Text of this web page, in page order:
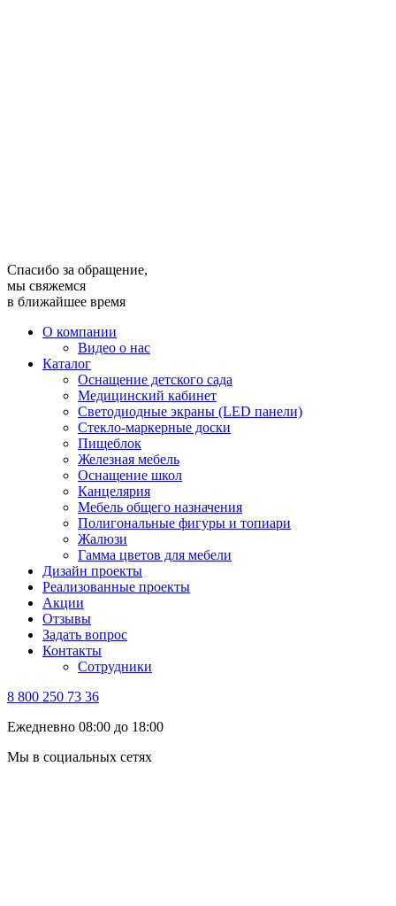
Спасибо за обращение,
мы свяжемся
в ближайшее время
О компании
Видео о нас
Каталог
Оснащение детского сада
Медицинский кабинет
Светодиодные экраны (LED панели)
Стекло-маркерные доски
Пищеблок
Железная мебель
Оснащение школ
Канцелярия
Мебель общего назначения
Полигональные фигуры и топиари
Жалюзи
Гамма цветов для мебели
Дизайн проекты
Реализованные проекты
Акции
Отзывы
Задать вопрос
Контакты
Сотрудники
8 800 250 73 36
Ежедневно 08:00 до 18:00
Мы в социальных сетях